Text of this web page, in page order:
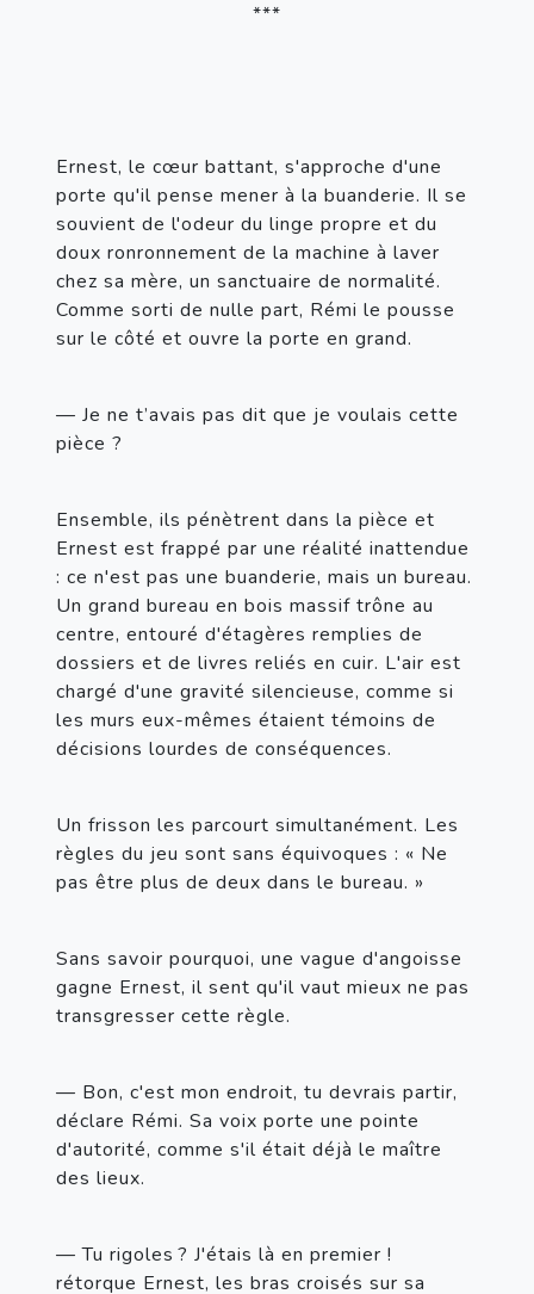
***
Ernest, le cœur battant, s'approche d'une
porte qu'il pense mener à la buanderie. Il se
souvient de l'odeur du linge propre et du
doux ronronnement de la machine à laver
chez sa mère, un sanctuaire de normalité.
Comme sorti de nulle part, Rémi le pousse
sur le côté et ouvre la porte en grand.
— Je ne t’avais pas dit que je voulais cette
pièce ?
Ensemble, ils pénètrent dans la pièce et
Ernest est frappé par une réalité inattendue
: ce n'est pas une buanderie, mais un bureau.
Un grand bureau en bois massif trône au
centre, entouré d'étagères remplies de
dossiers et de livres reliés en cuir. L'air est
chargé d'une gravité silencieuse, comme si
les murs eux-mêmes étaient témoins de
décisions lourdes de conséquences.
Un frisson les parcourt simultanément. Les
règles du jeu sont sans équivoques : « Ne
pas être plus de deux dans le bureau. »
Sans savoir pourquoi, une vague d'angoisse
gagne Ernest, il sent qu'il vaut mieux ne pas
transgresser cette règle.
— Bon, c'est mon endroit, tu devrais partir,
déclare Rémi. Sa voix porte une pointe
d'autorité, comme s'il était déjà le maître
des lieux.
— Tu rigoles ? J'étais là en premier !
rétorque Ernest, les bras croisés sur sa